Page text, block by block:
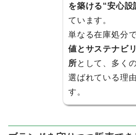
を築ける“安心設
ています。
単なる在庫処分
値とサステナビ
所として、多く
選ばれている理
す。